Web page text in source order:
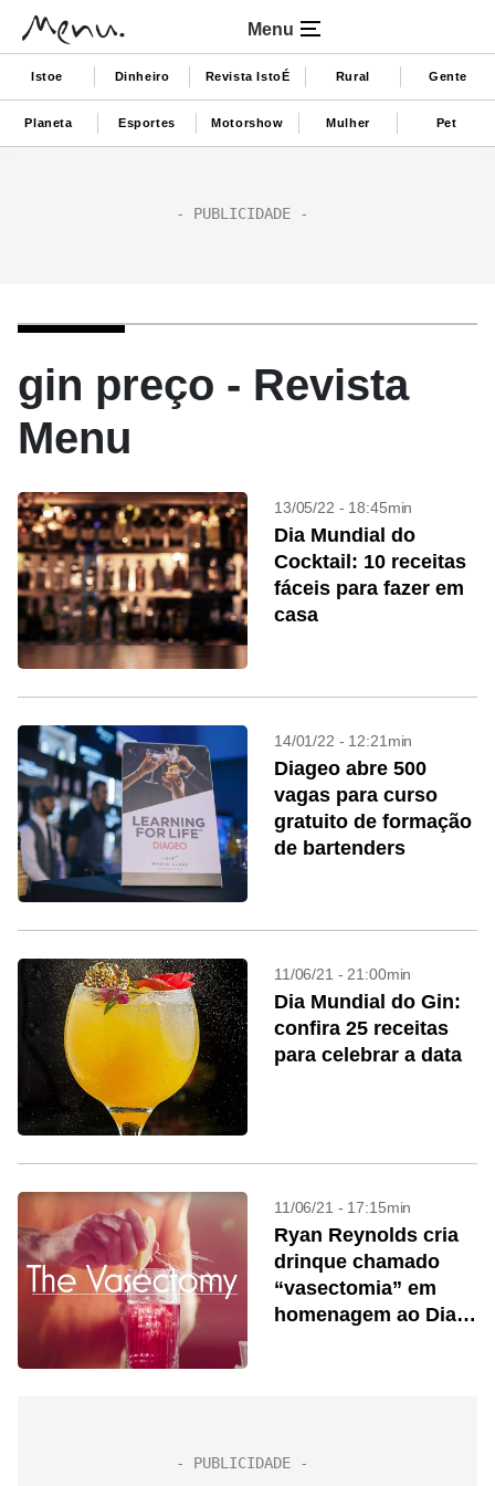
Menu
Istoe Dinheiro Revista IstoÉ Rural Gente
Planeta Esportes Motorshow Mulher Pet
gin preço - Revista
Menu
13/05/22 - 18:45min
Dia Mundial do
Cocktail: 10 receitas
fáceis para fazer em
casa
14/01/22 - 12:21min
Diageo abre 500
vagas para curso
gratuito de formação
de bartenders
11/06/21 - 21:00min
Dia Mundial do Gin:
confira 25 receitas
para celebrar a data
11/06/21 - 17:15min
Ryan Reynolds cria
drinque chamado
“vasectomia” em
homenagem ao Dia